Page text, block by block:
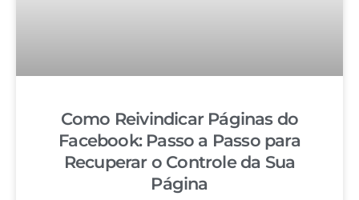
Como Reivindicar Páginas do
Facebook: Passo a Passo para
Recuperar o Controle da Sua
Página